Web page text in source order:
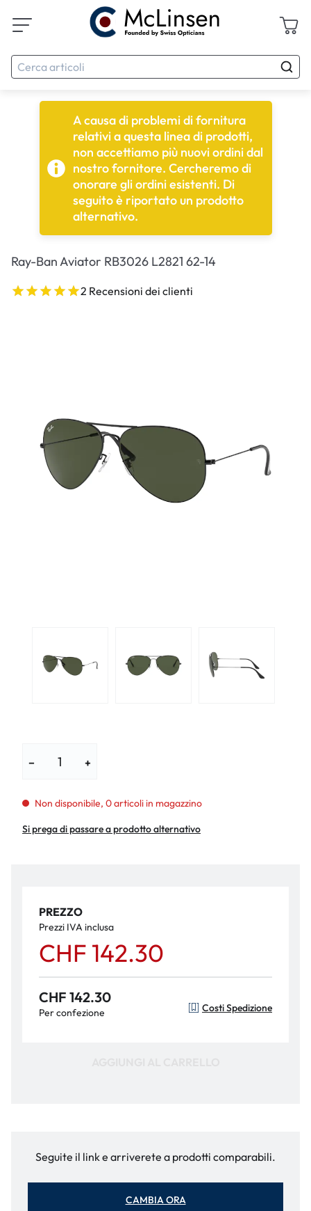
A causa di problemi di fornitura
relativi a questa linea di prodotti,
non accettiamo più nuovi ordini dal
nostro fornitore. Cercheremo di
onorare gli ordini esistenti. Di
seguito è riportato un prodotto
alternativo.
Ray-Ban Aviator RB3026 L2821 62-14
2 Recensioni dei clienti
− +
Non disponibile, 0 articoli in magazzino
Si prega di passare a prodotto alternativo
PREZZO
Prezzi IVA inclusa
CHF 142.30
CHF 142.30
Per confezione Costi Spedizione
Seguite il link e arriverete a prodotti comparabili.
CAMBIA ORA